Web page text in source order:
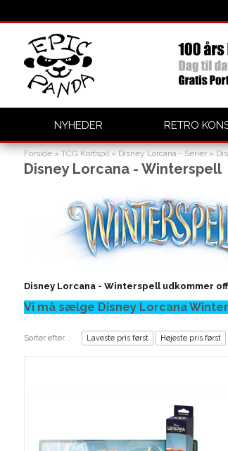
NYHEDER RETRO
Forside» TCG Kortspil» Disney Lorcana - Serier»
Disney Lorcana - Winterspell
Disney Lorcana - Winterspell udkommer
Vi må sælge Disney Lorcana
Sorter efter... Laveste pris først Højeste pris først